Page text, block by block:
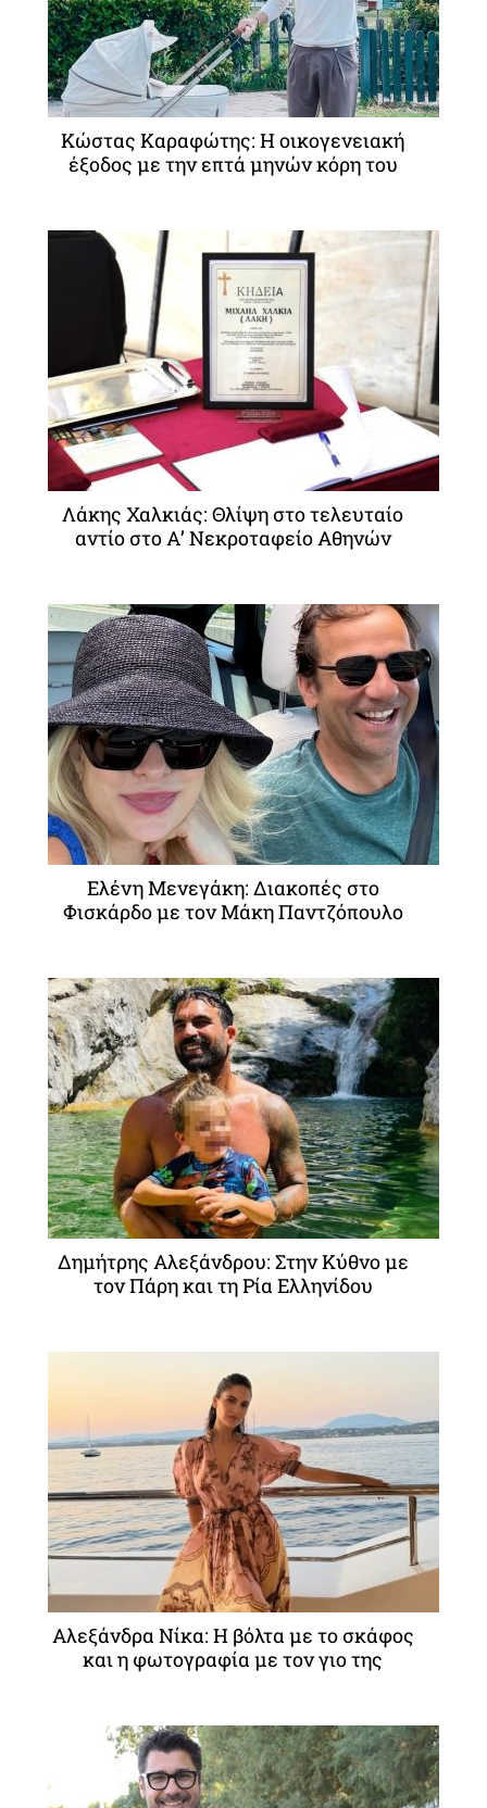
Κώστας Καραφώτης: Η οικογενειακή
έξοδος με την επτά μηνών κόρη του
Λάκης Χαλκιάς: Θλίψη στο τελευταίο
αντίο στο Α’ Νεκροταφείο Αθηνών
Ελένη Μενεγάκη: Διακοπές στο
Φισκάρδο με τον Μάκη Παντζόπουλο
Δημήτρης Αλεξάνδρου: Στην Κύθνο με
τον Πάρη και τη Ρία Ελληνίδου
Αλεξάνδρα Νίκα: Η βόλτα με το σκάφος
και η φωτογραφία με τον γιο της